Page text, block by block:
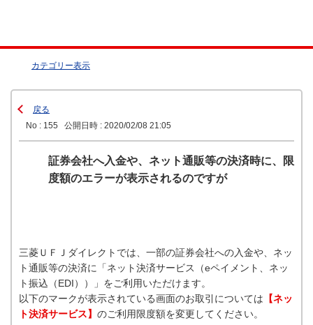
カテゴリー表示
戻る
No : 155
公開日時 : 2020/02/08 21:05
証券会社へ入金や、ネット通販等の決済時に、限
度額のエラーが表示されるのですが
三菱ＵＦＪダイレクトでは、一部の証券会社への入金や、ネッ
ト通販等の決済に「ネット決済サービス（eペイメント、ネッ
ト振込（EDI））」をご利用いただけます。
以下のマークが表示されている画面のお取引については 【ネッ
ト決済サービス】 のご利用限度額を変更してください。